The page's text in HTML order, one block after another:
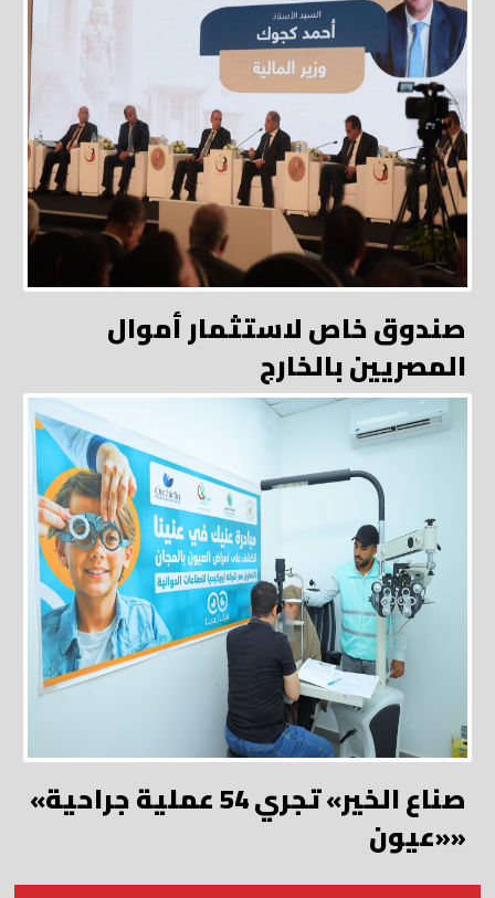
صندوق خاص لاستثمار أموال
المصريين بالخارج
«صناع الخير» تجري 54 عملية جراحية
«عيون»